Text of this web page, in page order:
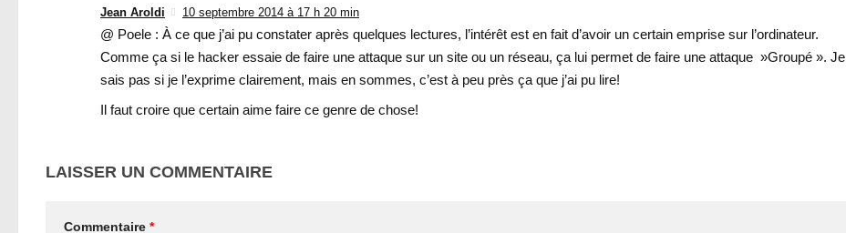
Jean Aroldi 10 septembre 2014 à 17 h 20 min
@ Poele : À ce que j’ai pu constater après quelques lectures, l’intérêt est en fait d’avoir un certain emprise sur l’ordinateur.
Comme ça si le hacker essaie de faire une attaque sur un site ou un réseau, ça lui permet de faire une attaque »Groupé ». Je
sais pas si je l’exprime clairement, mais en sommes, c’est à peu près ça que j’ai pu lire!
Il faut croire que certain aime faire ce genre de chose!
LAISSER UN COMMENTAIRE
Commentaire *